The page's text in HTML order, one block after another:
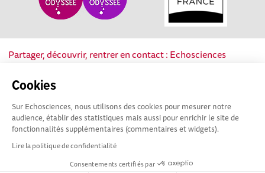
Cookies
Sur Echosciences, nous utilisons des cookies pour mesurer notre
audience, établir des statistiques mais aussi pour enrichir le site de
fonctionnalités supplémentaires (commentaires et widgets).
Lire la politique de confidentialité
Consentements certifiés par
Partager, découvrir, rentrer en contact : Echosciences
culture scientifique, technique et industrielle de la région.
Mentions légales|Politique de confidentialité|CGU
|Ligne éditoriale